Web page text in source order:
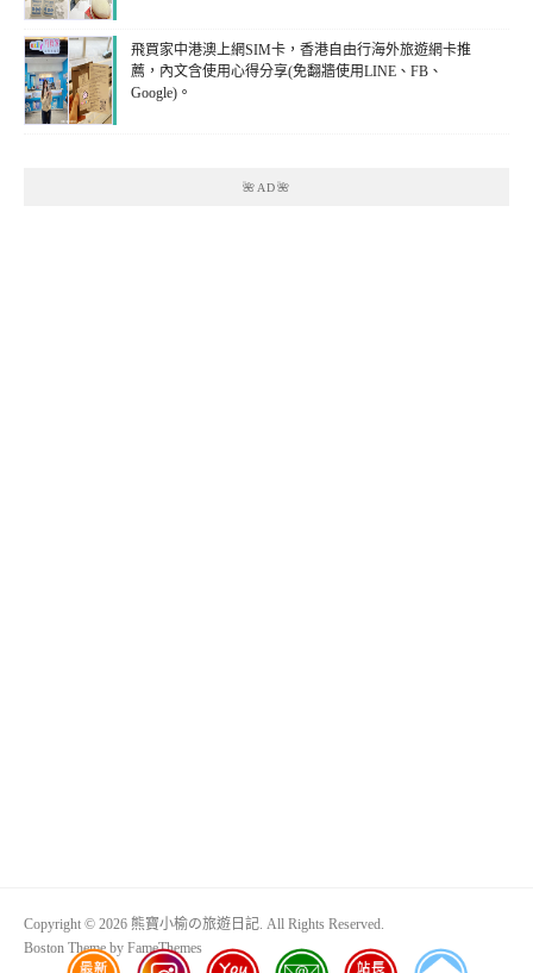
飛買家中港澳上網SIM卡，香港自由行海外旅遊網卡推
薦，內文含使用心得分享(免翻牆使用LINE、FB、
Google)。
🌺AD🌺
Copyright © 2026 熊寶小榆の旅遊日記. All Rights Reserved.
Boston Theme by FameThemes